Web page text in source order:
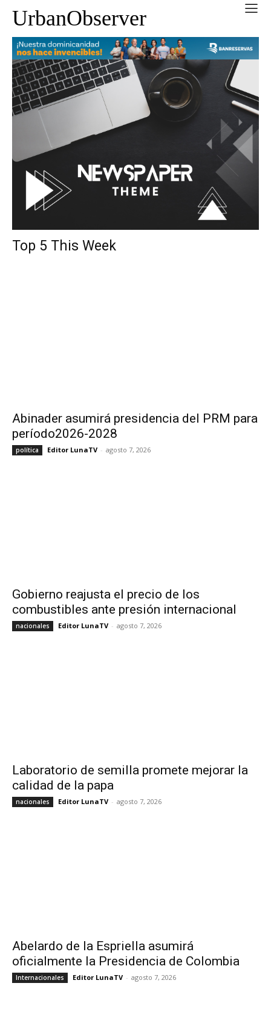
UrbanObserver
Top 5 This Week
Abinader asumirá presidencia del PRM para
período2026-2028
política Editor LunaTV - agosto 7, 2026
Gobierno reajusta el precio de los
combustibles ante presión internacional
nacionales Editor LunaTV - agosto 7, 2026
Laboratorio de semilla promete mejorar la
calidad de la papa
nacionales Editor LunaTV - agosto 7, 2026
Abelardo de la Espriella asumirá
oficialmente la Presidencia de Colombia
Internacionales Editor LunaTV - agosto 7, 2026